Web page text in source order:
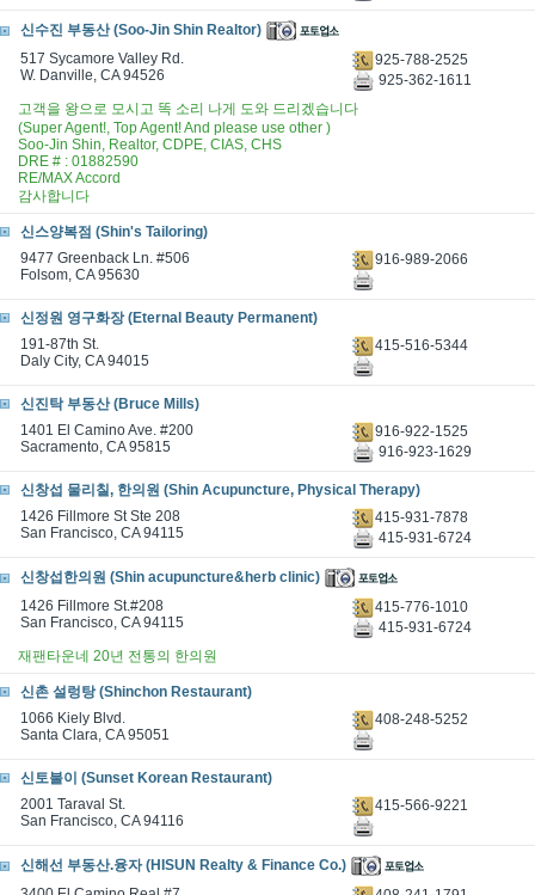
신수진 부동산 (Soo-Jin Shin Realtor)
517 Sycamore Valley Rd.
W. Danville, CA 94526
925-788-2525
925-362-1611
고객을 왕으로 모시고 똑 소리 나게 도와 드리겠습니다
(Super Agent!, Top Agent! And please use other )
Soo-Jin Shin, Realtor, CDPE, CIAS, CHS
DRE # : 01882590
RE/MAX Accord
감사합니다
신스양복점 (Shin's Tailoring)
9477 Greenback Ln. #506
Folsom, CA 95630
916-989-2066
신정원 영구화장 (Eternal Beauty Permanent)
191-87th St.
Daly City, CA 94015
415-516-5344
신진탁 부동산 (Bruce Mills)
1401 El Camino Ave. #200
Sacramento, CA 95815
916-922-1525
916-923-1629
신창섭 물리칠, 한의원 (Shin Acupuncture, Physical Therapy)
1426 Fillmore St Ste 208
San Francisco, CA 94115
415-931-7878
415-931-6724
신창섭한의원 (Shin acupuncture&herb clinic)
1426 Fillmore St.#208
San Francisco, CA 94115
415-776-1010
415-931-6724
재팬타운네 20년 전통의 한의원
신촌 설렁탕 (Shinchon Restaurant)
1066 Kiely Blvd.
Santa Clara, CA 95051
408-248-5252
신토불이 (Sunset Korean Restaurant)
2001 Taraval St.
San Francisco, CA 94116
415-566-9221
신해선 부동산.융자 (HISUN Realty & Finance Co.)